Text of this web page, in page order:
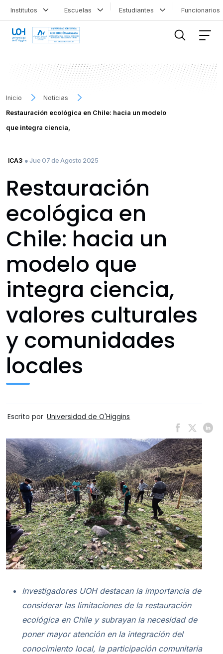
Institutos Escuelas Estudiantes
Inicio
Noticias
Restauración ecológica en Chile: hacia un modelo
que integra ciencia,
ICA3 ● Jue 07 de Agosto 2025
Restauración
ecológica en
Chile: hacia un
modelo que
integra ciencia,
valores culturales
y comunidades
locales
Escrito por Universidad de O'Higgins
Investigadores UOH destacan la importancia de
considerar las limitaciones de la restauración
ecológica en Chile y subrayan la necesidad de
poner mayor atención en la integración del
conocimiento local, la participación comunitaria